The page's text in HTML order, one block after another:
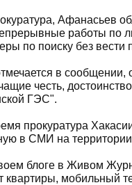
Афанасьев
работы по
по поиску без
в
честь,
ГЭС".
прокуратура
в СМИ на территории
блоге в Живом
квартиры, мобильный